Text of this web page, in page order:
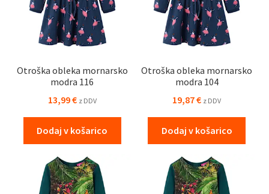
Otroška obleka mornarsko
modra 116
13,99€ z DDV
Dodaj v košarico
Otroška obleka mornarsko
modra 104
19,87€ z DDV
Dodaj v košarico